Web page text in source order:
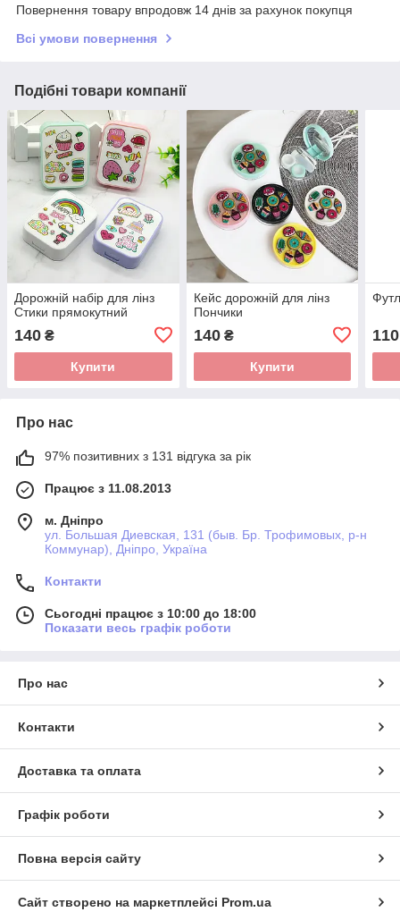
Повернення товару впродовж 14 днів за рахунок покупця
Всі умови повернення
Подібні товари компанії
Дорожній набір для лінз
Стики прямокутний
140 ₴
Купити
Кейс дорожній для лінз
Пончики
140₴
Купити
110
Про нас
97% позитивних з 131 відгука за рік
Працює з 11.08.2013
м. Дніпро
ул. Большая Диевская, 131 (быв. Бр. Трофимовых, р-н
Коммунар), Дніпро, Україна
Контакти
Сьогодні працює з 10:00 до 18:00
Показати весь графік роботи
Про нас
Контакти
Доставка та оплата
Графік роботи
Повна версія сайту
Сайт створено на маркетплейсі Prom.ua